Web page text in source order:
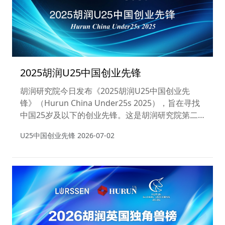
2025胡润U25中国创业先锋
胡润研究院今日发布《2025胡润U25中国创业先
锋》（Hurun China Under25s 2025），旨在寻找
中国25岁及以下的创业先锋。这是胡润研究院第二
U25中国创业先锋 2026-07-02